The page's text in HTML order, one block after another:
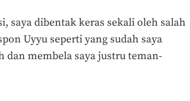
saya dibentak keras sekali oleh salah
Uyyu seperti yang sudah saya
dan membela saya justru teman-